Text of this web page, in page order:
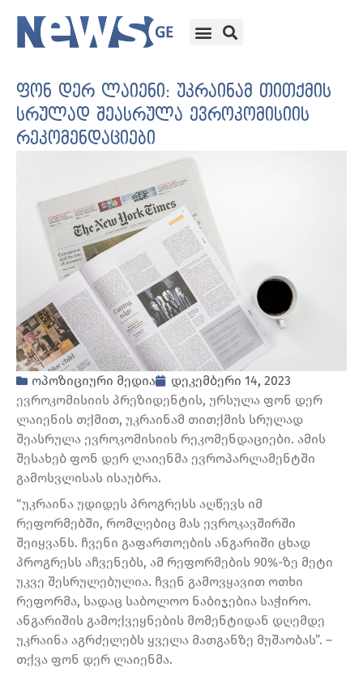
ფონ დერ ლაიენი: უკრაინამ თითქმის
სრულად შეასრულა ევროკომისიის
რეკომენდაციები
ოპოზიციური მედია
დეკემბერი 14, 2023
ევროკომისიის პრეზიდენტის, ურსულა ფონ დერ
ლაიენის თქმით, უკრაინამ თითქმის სრულად
შეასრულა ევროკომისიის რეკომენდაციები. ამის
შესახებ ფონ დერ ლაიენმა ევროპარლამენტში
გამოსვლისას ისაუბრა.
“უკრაინა უდიდეს პროგრესს აღწევს იმ
რეფორმებში, რომლებიც მას ევროკავშირში
შეიყვანს. ჩვენი გაფართოების ანგარიში ცხად
პროგრესს აჩვენებს, ამ რეფორმების 90%-ზე მეტი
უკვე შესრულებულია. ჩვენ გამოვყავით ოთხი
რეფორმა, სადაც საბოლოო ნაბიჯებია საჭირო.
ანგარიშის გამოქვეყნების მომენტიდან დღემდე
უკრაინა აგრძელებს ყველა მათგანზე მუშაობას”. –
თქვა ფონ დერ ლაიენმა.